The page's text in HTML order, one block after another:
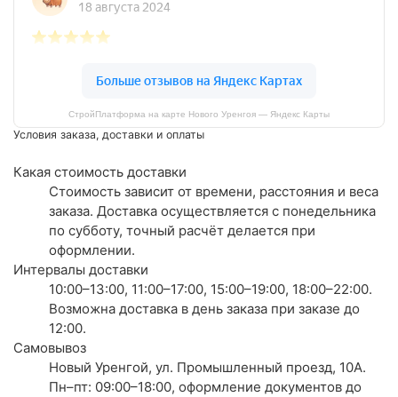
СтройПлатформа на карте Нового Уренгоя — Яндекс Карты
Условия заказа, доставки и оплаты
Какая стоимость доставки
Стоимость зависит от времени, расстояния и веса
заказа. Доставка осуществляется с понедельника
по субботу, точный расчёт делается при
оформлении.
Интервалы доставки
10:00–13:00, 11:00–17:00, 15:00–19:00, 18:00–22:00.
Возможна доставка в день заказа при заказе до
12:00.
Самовывоз
Новый Уренгой, ул. Промышленный проезд, 10А.
Пн–пт: 09:00–18:00, оформление документов до